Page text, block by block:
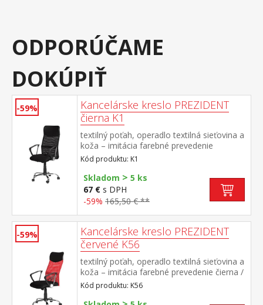
ODPORÚČAME
DOKÚPIŤ
-59%
Kancelárske kreslo PREZIDENT
čierna K1
textilný poťah, operadlo textilná sieťovina a
koža – imitácia farebné prevedenie
čierna chrómovaný kríž, hojdací
mechanizmus výška sedu 45-51
cm odporúčaná nosnosť do 120 kg
Kód produktu: K1
Skladom > 5 ks
67 € s DPH
-59% 165,50 € **
-59%
Kancelárske kreslo PREZIDENT
červené K56
textilný poťah, operadlo textilná sieťovina a
koža – imitácia farebné prevedenie čierna /
červená chrómovaný kríž, hojdací
mechanizmus výška sedu 45-51
Kód produktu: K56